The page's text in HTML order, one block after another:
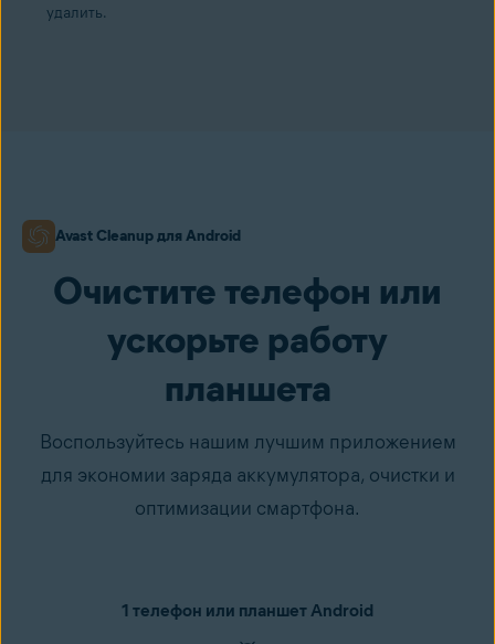
удалить.
Avast Cleanup для Android
Очистите телефон или
ускорьте работу
планшета
Воспользуйтесь нашим лучшим приложением
для экономии заряда аккумулятора, очистки и
оптимизации смартфона.
1 телефон или планшет Android